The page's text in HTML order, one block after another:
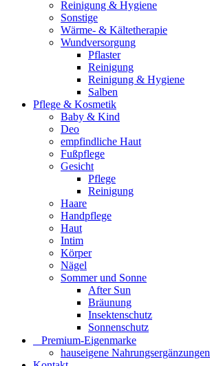
Reinigung & Hygiene
Sonstige
Wärme- & Kältetherapie
Wundversorgung
Pflaster
Reinigung
Reinigung & Hygiene
Salben
Pflege & Kosmetik
Baby & Kind
Deo
empfindliche Haut
Fußpflege
Gesicht
Pflege
Reinigung
Haare
Handpflege
Haut
Intim
Körper
Nägel
Sommer und Sonne
After Sun
Bräunung
Insektenschutz
Sonnenschutz
⠀​Premium-Eigenmarke
hauseigene Nahrungsergänzungen